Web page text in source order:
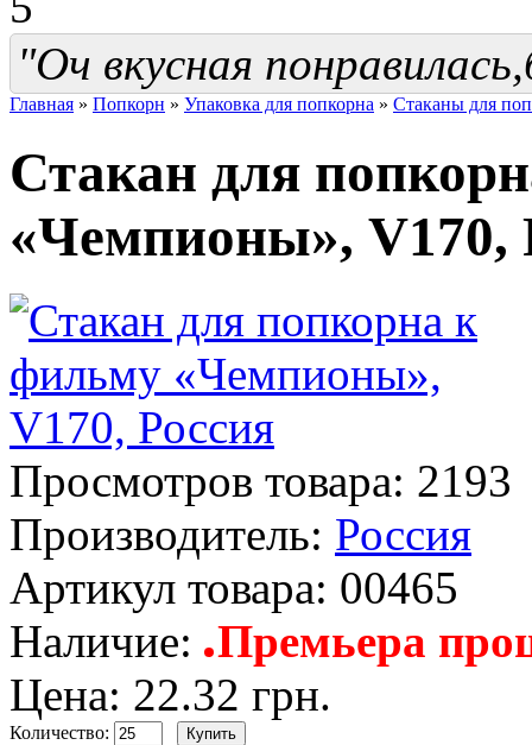
"Оч вкусная
Главная » Попкорн » Упаковка для попкорна » Стаканы для
Стакан для
«Чемпионы», V170,
Просмотров товара: 2193
Производитель: Россия
Артикул товара: 00465
Наличие: Премьера
Цена: 22.32 грн.
Количество: